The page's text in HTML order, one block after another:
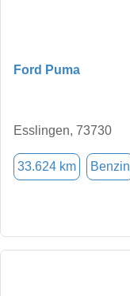
Ford Puma
Esslingen, 73730
33.624 km Benzin